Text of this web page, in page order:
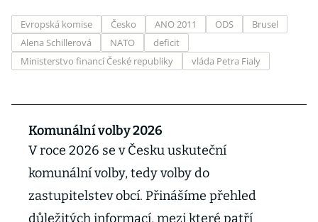
Evropská komise Česko ANO 2011 ODS
Brusel
Alena Schillerová
NATO
deficit
Ministerstvo financí České republiky
vláda Petra Fialy
Komunální volby 2026
V roce 2026 se v Česku uskuteční
komunální volby, tedy volby do
zastupitelstev obcí. Přinášíme přehled
důležitých informací, mezi které patří